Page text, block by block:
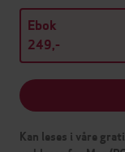
Ebok
249,-
Kan leses i våre